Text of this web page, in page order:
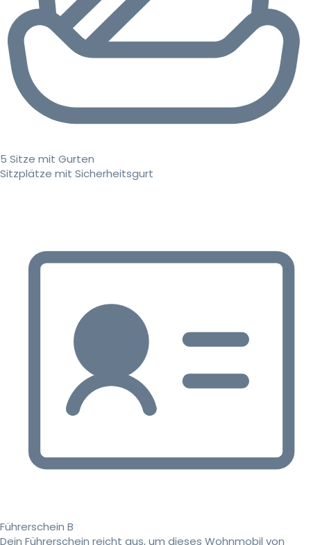
5 Sitze mit Gurten
Sitzplätze mit Sicherheitsgurt
Führerschein B
Dein Führerschein reicht aus, um dieses Wohnmobil von